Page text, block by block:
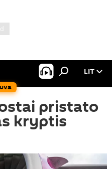
LIT
pristato
kryptis